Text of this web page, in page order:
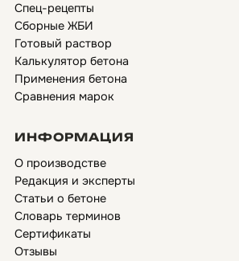
Спец-рецепты
Сборные ЖБИ
Готовый раствор
Калькулятор бетона
Применения бетона
Сравнения марок
ИНФОРМАЦИЯ
О производстве
Редакция и эксперты
Статьи о бетоне
Словарь терминов
Сертификаты
Отзывы